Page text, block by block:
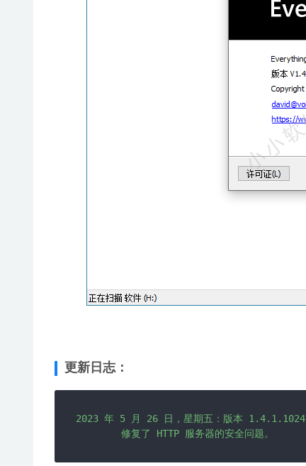
更新日志：
2023 年 5 月 26 日，星期五：版本 1.4.1.1024
	修复了 HTTP 服务器的安全问题。